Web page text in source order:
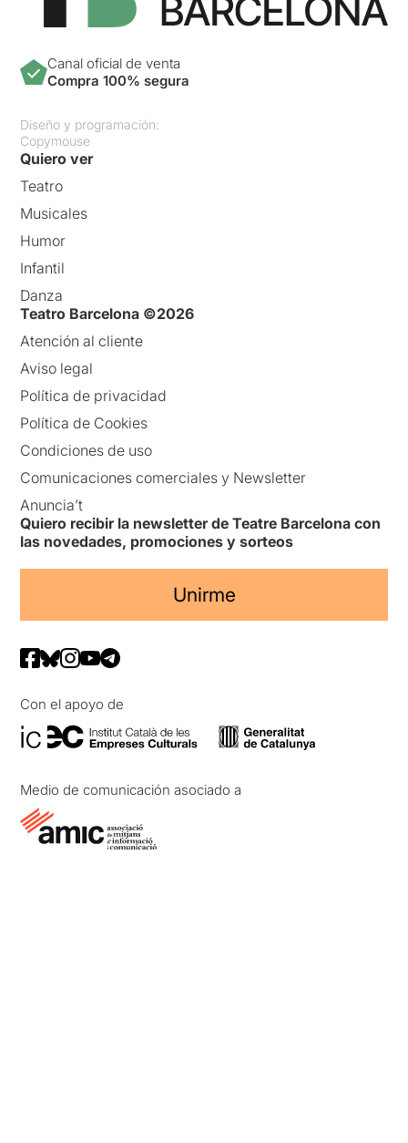
Canal oficial de venta
Compra 100% segura
Diseño y programación:
Copymouse
Quiero ver
Teatro
Musicales
Humor
Infantil
Danza
Teatro Barcelona ©2026
Atención al cliente
Aviso legal
Política de privacidad
Política de Cookies
Condiciones de uso
Comunicaciones comerciales y Newsletter
Anuncia’t
Quiero recibir la newsletter de Teatre Barcelona con
las novedades, promociones y sorteos
Unirme
Con el apoyo de
Medio de comunicación asociado a